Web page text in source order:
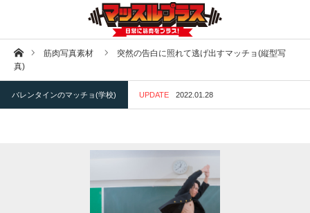
ホーム筋肉写真素材
突然の告白に照れて逃げ出すマッチョ(縦型写
真)
バレンタインのマッチョ(学校) UPDATE 2022.01.28